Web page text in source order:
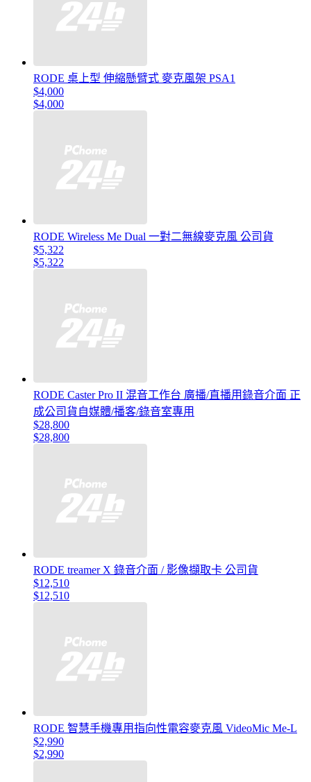
RODE 桌上型 伸縮懸臂式 麥克風架 PSA1
$4,000
$4,000
RODE Wireless Me Dual 一對二無線麥克風 公司貨
$5,322
$5,322
RODE Caster Pro II 混音工作台 廣播/直播用錄音介面 正
成公司貨自媒體/播客/錄音室專用
$28,800
$28,800
RODE treamer X 錄音介面 / 影像擷取卡 公司貨
$12,510
$12,510
RODE 智慧手機專用指向性電容麥克風 VideoMic Me-L
$2,990
$2,990